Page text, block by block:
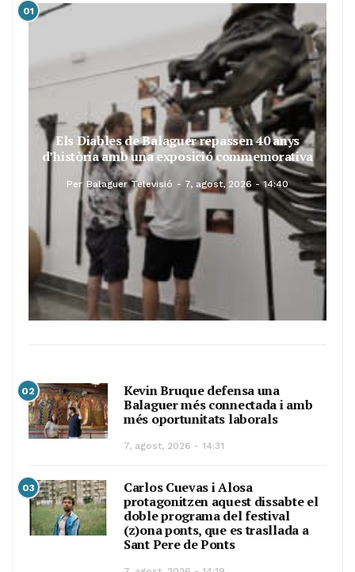
01
Els Diables de Balaguer repassen 40 anys
d’història amb una exposició commemorativa
Per Balaguer Televisió 7, agost, 2026 - 14:40
02
Kevin Bruque defensa una
Balaguer més connectada i amb
més oportunitats laborals
7, agost, 2026 - 14:31
03
Carlos Cuevas i Alosa
protagonitzen aquest dissabte el
doble programa del festival
(z)ona ponts, que es trasllada a
Sant Pere de Ponts